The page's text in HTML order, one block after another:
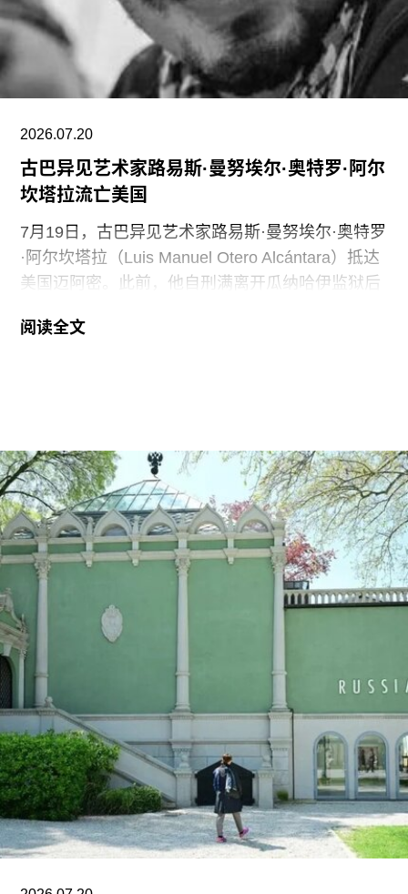
特现代美术馆的参观人数仍远低于疫情前的水平。
摩根于2015年加入迪亚艺术基金会担任总监。任职
期间，她丰富了基金会的藏品结构，并增加了女性
艺术家的代表比例。此前在泰特工作期间，她策划
了广受好评的2015年回顾展“世界走向波普”（The
2026.07.20
古巴异见艺术家路易斯·曼努埃尔·奥特罗·阿尔
坎塔拉流亡美国
7月19日，古巴异见艺术家路易斯·曼努埃尔·奥特罗
·阿尔坎塔拉（Luis Manuel Otero Alcántara）抵达
美国迈阿密。此前，他自刑满离开瓜纳哈伊监狱后
拉抵达时手中紧握着一尊从古巴带来的残破圣母玛
活动而被判处的五年刑期，仅提前数日获释。古巴
裔美国艺术家可可·福斯科（Coco Fusco）近日曾
撰文追问奥特罗·阿尔坎塔拉出狱后的下落。7月17
日，美国驻哈瓦那大使馆一名官员向《纽约时报》
透露，奥特罗·阿尔坎塔拉已获发人道主义签证，能
够进入美国，开始其被迫流亡的生活。
奥特罗·阿尔坎塔拉于2018年与一群艺术家、记者
和学者共同创立了圣伊西德罗运动（San Isidro
Movement）。该组织参与反对古巴政府、倡导民
主的社会运动。他还参与创作了抗议歌曲《祖国与
生命》（Homeland and Life），这首抗议颂歌在
2021年获两项拉丁格莱美奖，并已成为古巴反对派
的象征。
据美联社报道，古巴当局提出以强制流放为条件换
取奥特罗·阿尔坎塔拉的自由。当他抵达迈阿密时，
阅读全文